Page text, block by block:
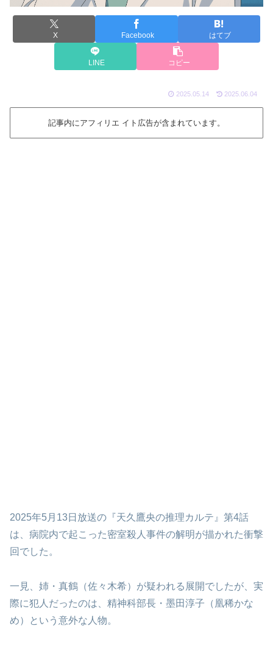
X Facebook はてブ
LINE コピー
2025.05.14 2025.06.04
記事内にアフィリエ イト広告が含まれています。
2025年5月13日放送の『天久鷹央の推理カルテ』第4話
は、病院内で起こった密室殺人事件の解明が描かれた衝撃
回でした。
一見、姉・真鶴（佐々木希）が疑われる展開でしたが、実
際に犯人だったのは、精神科部長・墨田淳子（凰稀かな
め）という意外な人物。